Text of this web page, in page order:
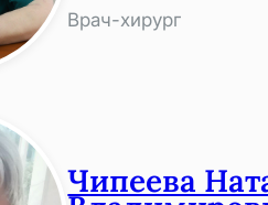
Врач-хирург
Чипеева